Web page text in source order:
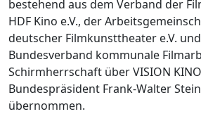
bestehend aus dem Verband der
HDF Kino e.V., der
deutscher Filmkunsttheater e.V.
Bundesverband kommunale
Schirmherrschaft über VISION
Bundespräsident Frank-Walter
übernommen.